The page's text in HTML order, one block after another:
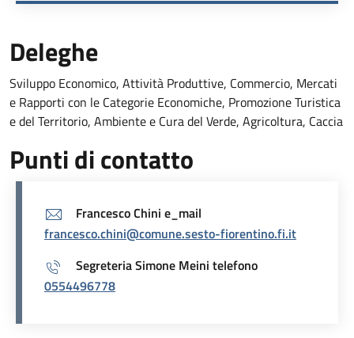
Deleghe
Sviluppo Economico, Attività Produttive, Commercio, Mercati
e Rapporti con le Categorie Economiche, Promozione Turistica
e del Territorio, Ambiente e Cura del Verde, Agricoltura, Caccia
Punti di contatto
Francesco Chini e_mail
francesco.chini@comune.sesto-fiorentino.fi.it
Segreteria Simone Meini telefono
0554496778